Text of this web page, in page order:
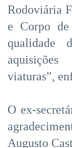
Rodoviária
e Corpo
qualidade
viaturas”,
O ex-
Augusto